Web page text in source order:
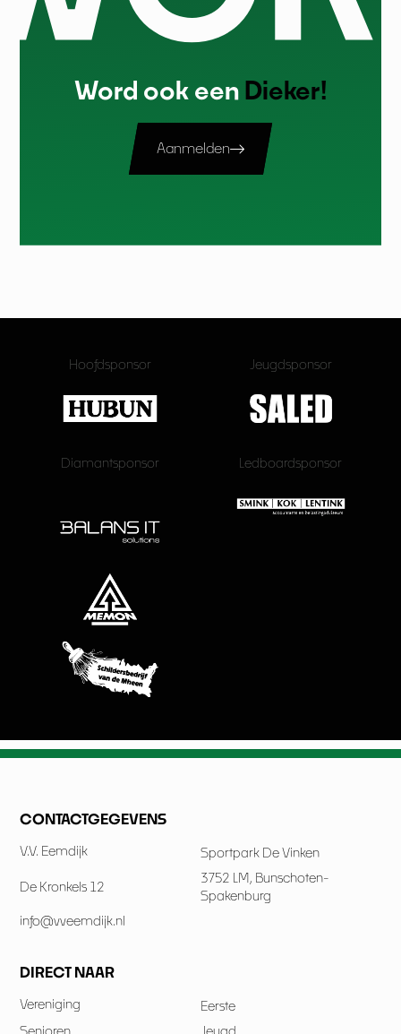
Word ook een Dieker!
Aanmelden
Hoofdsponsor Jeugdsponsor
Diamantsponsor Ledboardsponsor
CONTACTGEGEVENS
V.V. Eemdijk Sportpark De Vinken
De Kronkels 12
3752 LM, Bunschoten-
Spakenburg
info@vveemdijk.nl
DIRECT NAAR
Vereniging
Eerste
Senioren
Jeugd